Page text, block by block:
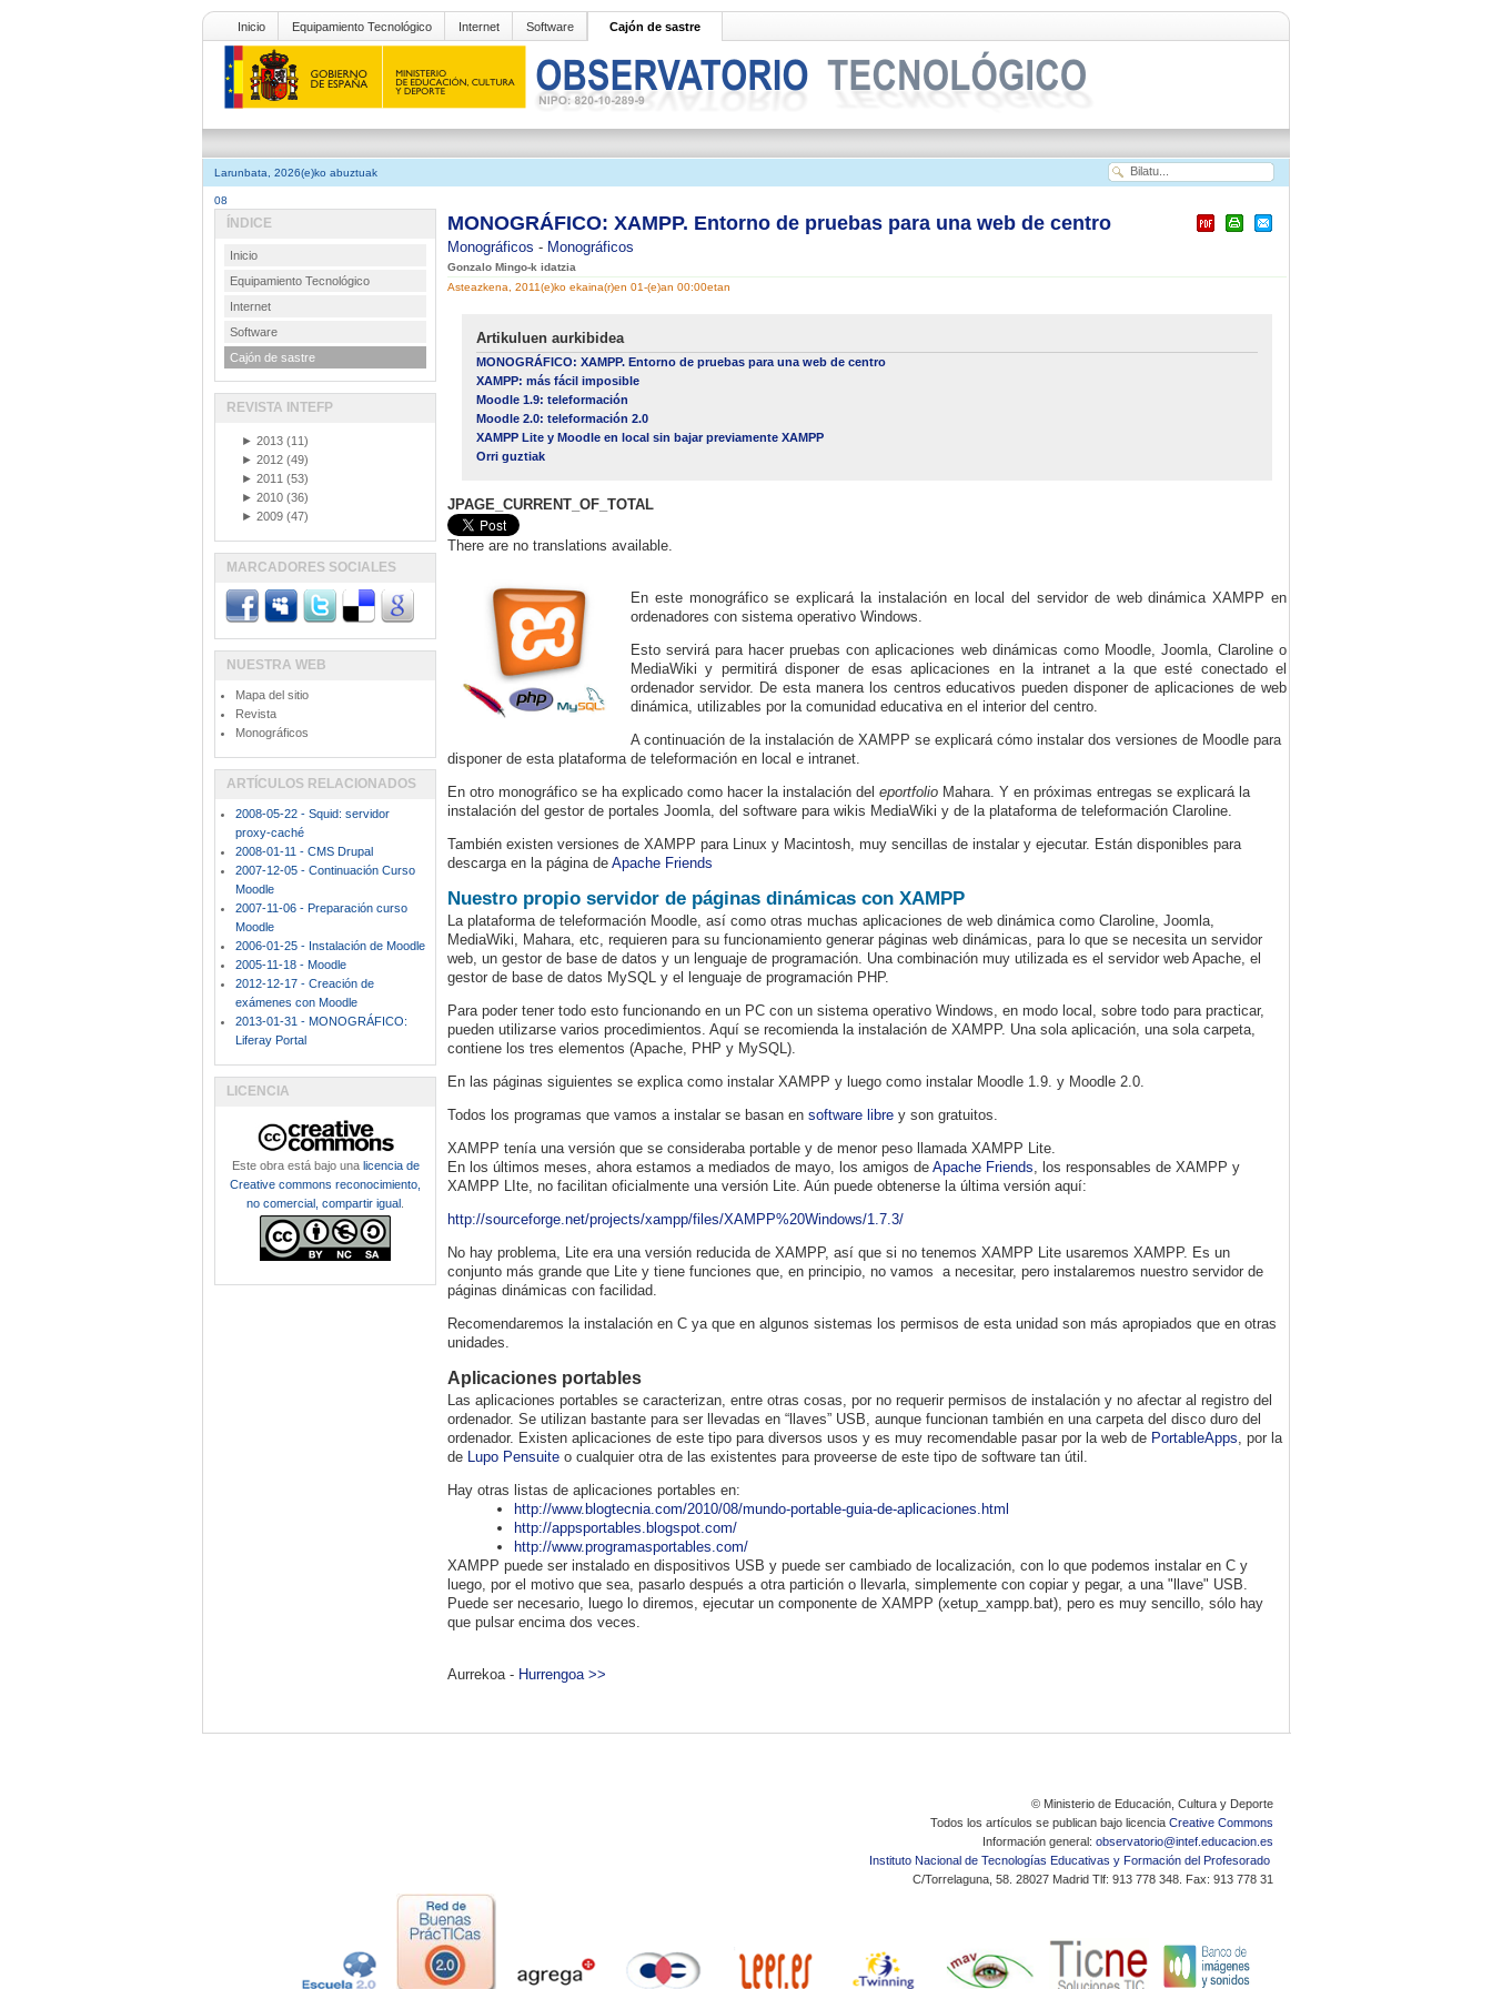
Inicio Equipamiento Tecnológico Internet Software Cajón de sastre
Larunbata, 2026(e)ko abuztuak
08
MONOGRÁFICO: XAMPP. Entorno de pruebas para una web de centro
Monográficos - Monográficos
Gonzalo Mingo-k idatzia
Asteazkena, 2011(e)ko ekaina(r)en 01-(e)an 00:00etan
Artikuluen aurkibidea
MONOGRÁFICO: XAMPP. Entorno de pruebas para una web de centro
XAMPP: más fácil imposible
Moodle 1.9: teleformación
Moodle 2.0: teleformación 2.0
XAMPP Lite y Moodle en local sin bajar previamente XAMPP
Orri guztiak
JPAGE_CURRENT_OF_TOTAL
There are no translations available.
En este monográfico se explicará la instalación en local del servidor de web dinámica XAMPP en
ordenadores con sistema operativo Windows.
Esto servirá para hacer pruebas con aplicaciones web dinámicas como Moodle, Joomla, Claroline o
MediaWiki y permitirá disponer de esas aplicaciones en la intranet a la que esté conectado el
ordenador servidor. De esta manera los centros educativos pueden disponer de aplicaciones de web
dinámica, utilizables por la comunidad educativa en el interior del centro.
A continuación de la instalación de XAMPP se explicará cómo instalar dos versiones de Moodle para
disponer de esta plataforma de teleformación en local e intranet.
En otro monográfico se ha explicado como hacer la instalación del eportfolio Mahara. Y en próximas entregas se explicará la
instalación del gestor de portales Joomla, del software para wikis MediaWiki y de la plataforma de teleformación Claroline.
También existen versiones de XAMPP para Linux y Macintosh, muy sencillas de instalar y ejecutar. Están disponibles para
descarga en la página de Apache Friends
Nuestro propio servidor de páginas dinámicas con XAMPP
La plataforma de teleformación Moodle, así como otras muchas aplicaciones de web dinámica como Claroline, Joomla,
MediaWiki, Mahara, etc, requieren para su funcionamiento generar páginas web dinámicas, para lo que se necesita un servidor
web, un gestor de base de datos y un lenguaje de programación. Una combinación muy utilizada es el servidor web Apache, el
gestor de base de datos MySQL y el lenguaje de programación PHP.
Para poder tener todo esto funcionando en un PC con un sistema operativo Windows, en modo local, sobre todo para practicar,
pueden utilizarse varios procedimientos. Aquí se recomienda la instalación de XAMPP. Una sola aplicación, una sola carpeta,
contiene los tres elementos (Apache, PHP y MySQL).
En las páginas siguientes se explica como instalar XAMPP y luego como instalar Moodle 1.9. y Moodle 2.0.
Todos los programas que vamos a instalar se basan en software libre y son gratuitos.
XAMPP tenía una versión que se consideraba portable y de menor peso llamada XAMPP Lite.
En los últimos meses, ahora estamos a mediados de mayo, los amigos de Apache Friends, los responsables de XAMPP y
XAMPP LIte, no facilitan oficialmente una versión Lite. Aún puede obtenerse la última versión aquí:
http://sourceforge.net/projects/xampp/files/XAMPP%20Windows/1.7.3/
No hay problema, Lite era una versión reducida de XAMPP, así que si no tenemos XAMPP Lite usaremos XAMPP. Es un
conjunto más grande que Lite y tiene funciones que, en principio, no vamos a necesitar, pero instalaremos nuestro servidor de
páginas dinámicas con facilidad.
Recomendaremos la instalación en C ya que en algunos sistemas los permisos de esta unidad son más apropiados que en otras
unidades.
Aplicaciones portables
Las aplicaciones portables se caracterizan, entre otras cosas, por no requerir permisos de instalación y no afectar al registro del
ordenador. Se utilizan bastante para ser llevadas en “llaves” USB, aunque funcionan también en una carpeta del disco duro del
ordenador. Existen aplicaciones de este tipo para diversos usos y es muy recomendable pasar por la web de PortableApps, por la
de Lupo Pensuite o cualquier otra de las existentes para proveerse de este tipo de software tan útil.
Hay otras listas de aplicaciones portables en:
http://www.blogtecnia.com/2010/08/mundo-portable-guia-de-aplicaciones.html
http://appsportables.blogspot.com/
http://www.programasportables.com/
XAMPP puede ser instalado en dispositivos USB y puede ser cambiado de localización, con lo que podemos instalar en C y
luego, por el motivo que sea, pasarlo después a otra partición o llevarla, simplemente con copiar y pegar, a una "llave" USB.
Puede ser necesario, luego lo diremos, ejecutar un componente de XAMPP (xetup_xampp.bat), pero es muy sencillo, sólo hay
que pulsar encima dos veces.
Aurrekoa - Hurrengoa >>
ÍNDICE
Inicio
Equipamiento Tecnológico
Internet
Software
Cajón de sastre
REVISTA INTEFP
► 2013 (11)
► 2012 (49)
► 2011 (53)
► 2010 (36)
► 2009 (47)
MARCADORES SOCIALES
NUESTRA WEB
Mapa del sitio
Revista
Monográficos
ARTÍCULOS RELACIONADOS
2008-05-22 - Squid: servidor
proxy-caché
2008-01-11 - CMS Drupal
2007-12-05 - Continuación Curso
Moodle
2007-11-06 - Preparación curso
Moodle
2006-01-25 - Instalación de Moodle
2005-11-18 - Moodle
2012-12-17 - Creación de
exámenes con Moodle
2013-01-31 - MONOGRÁFICO:
Liferay Portal
LICENCIA
Este obra está bajo una licencia de
Creative commons reconocimiento,
no comercial, compartir igual
© Ministerio de Educación, Cultura y Deporte
Todos los artículos se publican bajo licencia Creative Commons
Información general: observatorio@intef.educacion.es
Instituto Nacional de Tecnologías Educativas y Formación del Profesorado
C/Torrelaguna, 58. 28027 Madrid Tlf: 913 778 348. Fax: 913 778 31